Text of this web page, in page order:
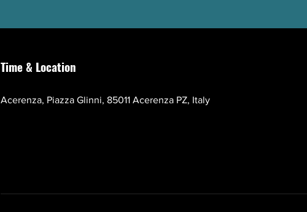
Time & Location
Acerenza, Piazza Glinni, 85011 Acerenza PZ, Italy